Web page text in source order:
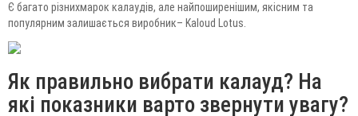
Є багато різнихмарок калаудів, але найпоширенішим, якісним та
популярним залишається виробник– Kaloud Lotus.
Як правильно вибрати калауд? На
які показники варто звернути увагу?